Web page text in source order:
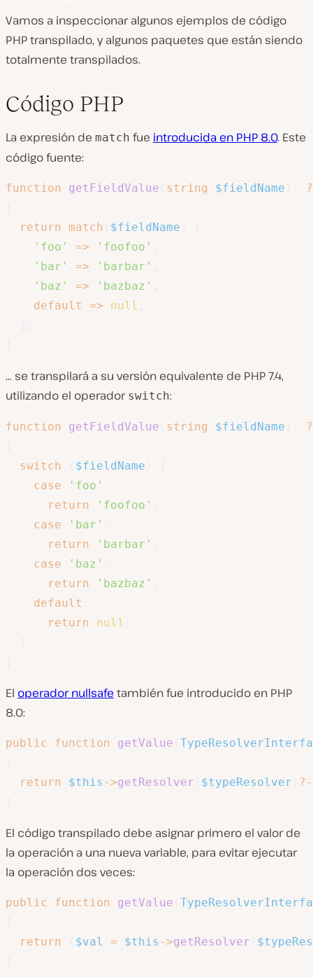
Vamos a inspeccionar algunos ejemplos de código
PHP transpilado, y algunos paquetes que están siendo
totalmente transpilados.
Código PHP
La expresión de match fue introducida en PHP 8.0. Este
código fuente:
function getFieldValue string $fieldName
?
return
match $fieldName
'foo'
=> 'foofoo'
'bar'
=> 'barbar'
'baz'
=> 'bazbaz'
default
=> null
… se transpilará a su versión equivalente de PHP 7.4,
utilizando el operador switch:
function getFieldValue string $fieldName
?
switch
$fieldName
case
'foo'
return
'foofoo'
case
'bar'
return
'barbar'
case
'baz'
return
'bazbaz'
default
return
null
El operador nullsafe también fue introducido en PHP
8.0:
public function getValue
return
$this ->getResolver $typeResolver
El código transpilado debe asignar primero el valor de
la operación a una nueva variable, para evitar ejecutar
la operación dos veces:
public function getValue
return
$val = $this ->getResolver